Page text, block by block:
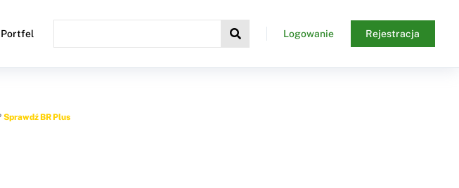
Portfel Logowanie Rejestracja
Sprawdź BR Plus